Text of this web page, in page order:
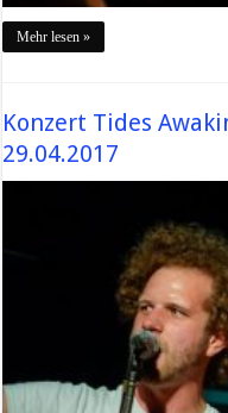
Mehr lesen »
Konzert Tides
29.04.2017